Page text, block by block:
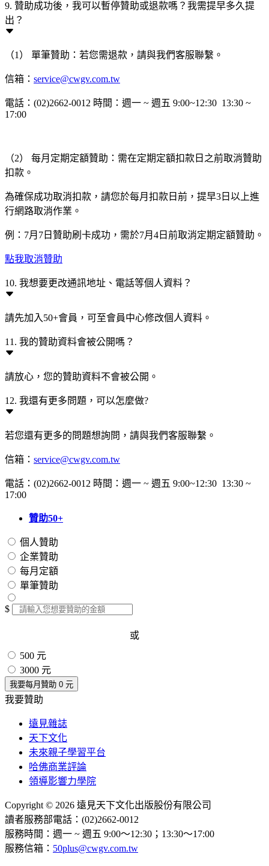
9. 贊助成功後，我可以暫停贊助或退款嗎？我需提早多久提
出？
（1） 單筆贊助：若您需退款，請與我們客服聯繫。
信箱： service@cwgv.com.tw
電話：(02)2662-0012 時間：週一 ~ 週五 9:00~12:30 13:30 ~
17:00
（2） 每月定期定額贊助：需在定期定額扣款日之前取消贊助
扣款。
為確保成功取消扣款，請您於每月扣款日前，提早3日以上進
行網路取消作業。
例：7月7日贊助刷卡成功，需於7月4日前取消定期定額贊助。
點我取消贊助
10. 我想要更改通訊地址、電話等個人資料？
請先加入50+會員，可至會員中心修改個人資料。
11. 我的贊助資料會被公開嗎？
請放心，您的贊助資料不會被公開。
12. 我還有更多問題，可以怎麼做?
若您還有更多的問題想詢問，請與我們客服聯繫。
信箱： service@cwgv.com.tw
電話：(02)2662-0012 時間：週一 ~ 週五 9:00~12:30 13:30 ~
17:00
贊助50+
個人贊助
企業贊助
每月定額
單筆贊助
$
或
500 元
3000 元
我要每月贊助 0 元
我要贊助
遠見雜誌
天下文化
未來親子學習平台
哈佛商業評論
領導影響力學院
Copyright © 2026 遠見天下文化出版股份有限公司
讀者服務部電話：(02)2662-0012
服務時間：週一 ~ 週五 9:00～12:30；13:30～17:00
服務信箱： 50plus@cwgv.com.tw